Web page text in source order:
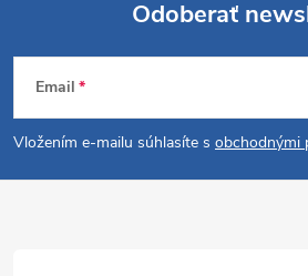
Z
á
p
Odoberať
Email
Vložením e-mailu súhlasíte s obchodnými